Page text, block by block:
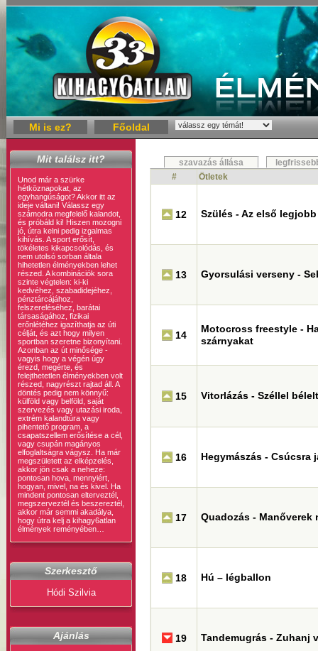
Mi is ez? Főoldal
Mit találsz itt?
Unod már a szürke
hétköznapokat, az
egyhangúságot? Akkor itt az
ideje váltani! Válassz egy
számodra megfelelő kalandot,
és próbáld ki! Hiszen mozogni
jó, útra kelni pedig izgalmas
kihívás. A sport erősít,
tökéletes kikapcsolódás, és
nem utolsó sorban általa
hihetetlen élményekben lehet
részed. A kombinációk sora
szinte végtelen: ki-ki
kedvéhez, szabadidejéhez,
pénztárcájához,
felszereléséhez, barátai
társaságához, fizikai
erőnlétéhez igazíthatja az úti
célját, és azt hogy milyen
sportban szeretne bizonyítani.
Azonban az út minősége -
vagyis hogy a végén úgy
érezd, megérte, és
felejthetetlen élményekben volt
részed, nagyrészt rajtad áll. A
döntés pedig nem könnyű:
külföld vagy belföld, saját
szervezés vagy utazási iroda,
extrém kalandtúra vagy
pihentető program, a
csapatszellem erősítése a cél,
vagy csupán magányos
elfoglaltságra vágysz. Ha már
megszületett az elképzelés,
akkor jön csak a neheze:
pontosan hova, mennyiért,
hogyan, mivel, na és kivel. Ha
mindent pontosan elterveztél,
megszerveztél és beszereztél,
akkor már semmi akadálya,
hogy útra kelj a kihagy6atlan
élmények reményében…
Szerkesztő
Hódi Szilvia
Ajánlás
szavazás állása
#
Ötletek
12 Szülés - Az első
13 Gyorsulási verseny -
14
Motocross freestyle -
szárnyakat
15 Vitorlázás - Széllel bélelt
16 Hegymászás - Csúcsra
17 Quadozás - Manőverek
18 Hú – légballon
19 Tandemugrás - Zuhanj